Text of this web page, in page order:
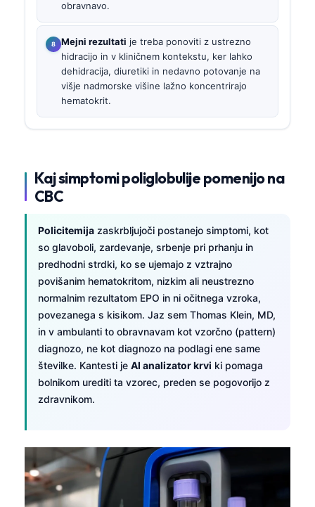
obravnavo.
Mejni rezultati je treba ponoviti z ustrezno
hidracijo in v kliničnem kontekstu, ker lahko
dehidracija, diuretiki in nedavno potovanje na
višje nadmorske višine lažno koncentrirajo
hematokrit.
Kaj simptomi poliglobulije pomenijo na
CBC
Policitemija zaskrbljujoči postanejo simptomi, kot
so glavoboli, zardevanje, srbenje pri prhanju in
predhodni strdki, ko se ujemajo z vztrajno
povišanim hematokritom, nizkim ali neustrezno
normalnim rezultatom EPO in ni očitnega vzroka,
povezanega s kisikom. Jaz sem Thomas Klein, MD,
in v ambulanti to obravnavam kot vzorčno (pattern)
diagnozo, ne kot diagnozo na podlagi ene same
številke. Kantesti je AI analizator krvi ki pomaga
bolnikom urediti ta vzorec, preden se pogovorijo z
zdravnikom.